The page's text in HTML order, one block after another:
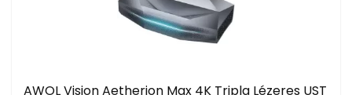
AWOL Vision Aetherion Max 4K Tripla Lézeres UST